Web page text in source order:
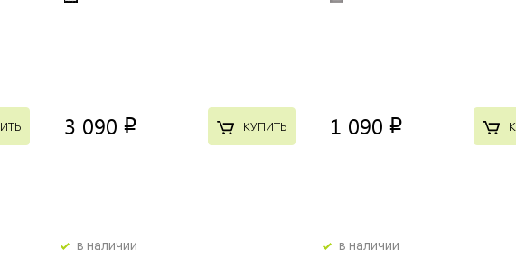
3 090 p КУПИТЬ 1 090 p
в наличии в наличии